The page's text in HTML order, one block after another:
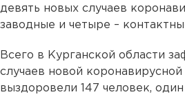
девять новых случаев
заводные и четыре –
Всего в Курганской области
случаев новой
выздоровели 147 человек, один